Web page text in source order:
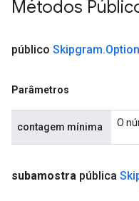
Métodos
público Skipgram.
Parâmetros
contagem mínima O
subamostra pública